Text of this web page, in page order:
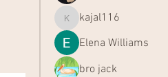
kajal116
kajal116
Elena Williams
bro jack